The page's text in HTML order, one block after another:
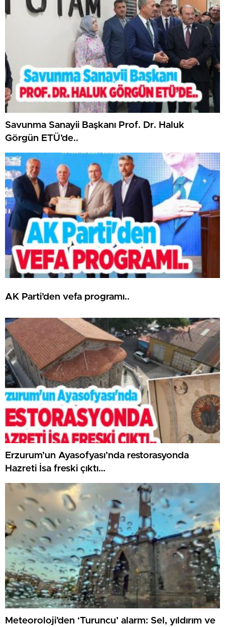
Savunma Sanayii Başkanı Prof. Dr. Haluk
Görgün ETÜ’de..
AK Parti’den vefa programı..
Erzurum’un Ayasofyası’nda restorasyonda
Hazreti İsa freski çıktı…
Meteoroloji’den ‘Turuncu’ alarm: Sel, yıldırım ve